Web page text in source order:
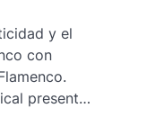
y el
con
presenta